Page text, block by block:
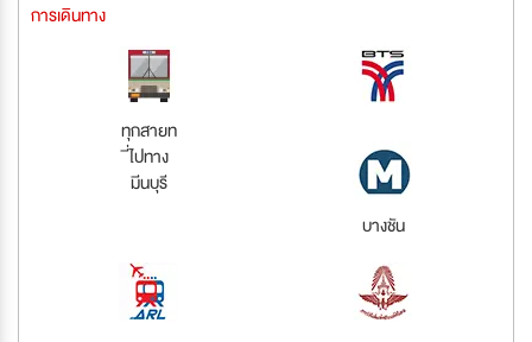
การเดินทาง
ทุกสายท
ี่ไปทาง
มีนบุรี
บางชัน